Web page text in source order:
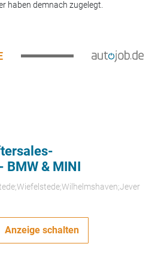
haben demnach zugelegt.
& MINI
Anzeige schalten